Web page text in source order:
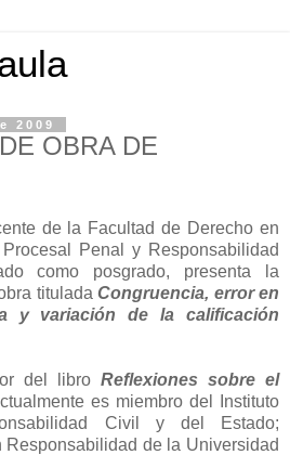
2009
OBRA DE
de la Facultad de Derecho en
Penal y Responsabilidad
como posgrado, presenta la
titulada Congruencia, error en
y variación de la calificación
del libro Reflexiones sobre el
es miembro del Instituto
Civil y del Estado;
Responsabilidad de la Universidad